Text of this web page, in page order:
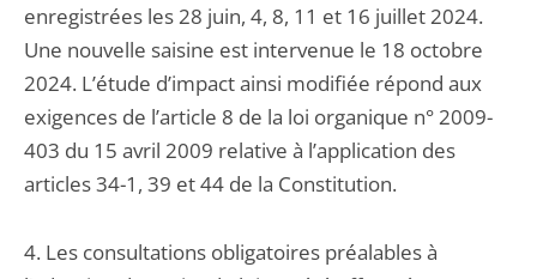
enregistrées les 28 juin, 4, 8, 11 et 16 juillet 2024.
Une nouvelle saisine est intervenue le 18 octobre
2024. L’étude d’impact ainsi modifiée répond aux
exigences de l’article 8 de la loi organique n° 2009-
403 du 15 avril 2009 relative à l’application des
articles 34-1, 39 et 44 de la Constitution.
4. Les consultations obligatoires préalables à